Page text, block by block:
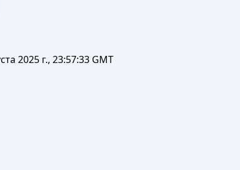
2025 г., 23:57:33 GMT